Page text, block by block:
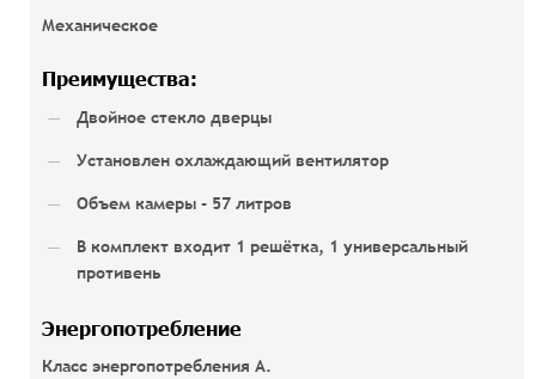
Механическое
Преимущества:
Двойное стекло дверцы
Установлен охлаждающий вентилятор
Объем камеры - 57 литров
В комплект входит 1 решётка, 1 универсальный
противень
Энергопотребление
Класс энергопотребления А.